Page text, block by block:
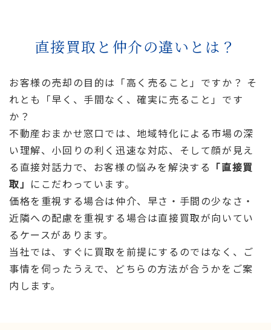
残置物、再建築不可、境界未確定など、他社で断ら
す。
直接買取と仲介の違いとは？
お客様の売却の目的は「高く売ること」ですか？ そ
れとも「早く、手間なく、確実に売ること」です
か？
不動産おまかせ窓口では、地域特化による市場の深
い理解、小回りの利く迅速な対応、そして顔が見え
る直接対話力で、お客様の悩みを解決する 「直接買
取」 にこだわっています。
価格を重視する場合は仲介、早さ・手間の少なさ・
近隣への配慮を重視する場合は直接買取が向いてい
るケースがあります。
当社では、すぐに買取を前提にするのではなく、ご
事情を伺ったうえで、どちらの方法が合うかをご案
内します。